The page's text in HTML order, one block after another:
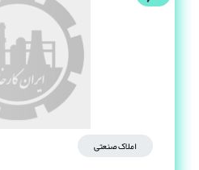
املاک صنعتی